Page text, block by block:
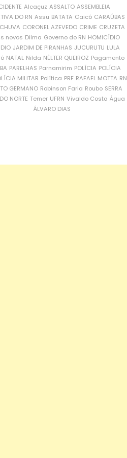
Alcaçuz ASSALTO ASSEMBLEIA
DO RN Assu BATATA Caicó CARAÚBAS
CORONEL AZEVEDO CRIME CRUZETA
novos Dilma Governo do RN HOMICÍDIO
JARDIM DE PIRANHAS JUCURUTU LULA
NATAL Nilda NÉLTER QUEIROZ Pagamento
PARELHAS Parnamirim POLÍCIA POLÍCIA
MILITAR Política PRF RAFAEL MOTTA RN
GERMANO Robinson Faria Roubo SERRA
NORTE Temer UFRN Vivaldo Costa Água
ÁLVARO DIAS